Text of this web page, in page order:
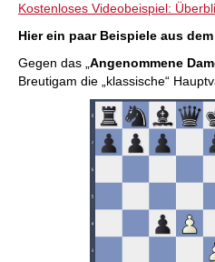
Kostenloses Videobeispiel:
Hier ein paar Beispiele aus
Gegen das „ Angenommene
Breutigam die „klassische“